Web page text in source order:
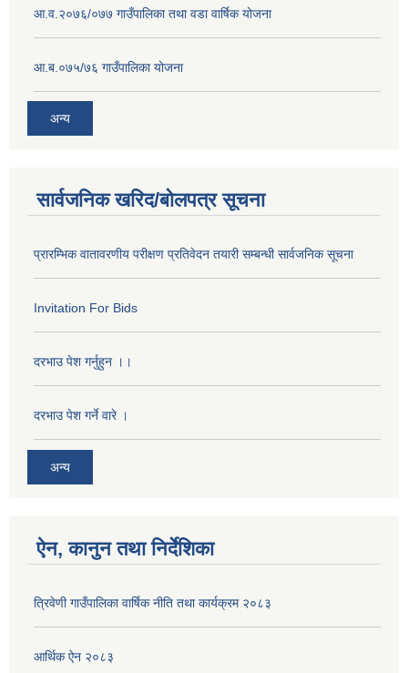
आ.व.२०७६/०७७ गाउँपालिका तथा वडा वार्षिक योजना
आ.ब.०७५/७६ गाउँपालिका योजना
अन्य
सार्वजनिक खरिद/बोलपत्र सूचना
प्रारम्भिक वातावरणीय परीक्षण प्रतिवेदन तयारी सम्बन्धी सार्वजनिक सूचना
Invitation For Bids
दरभाउ पेश गर्नुहुन ।।
दरभाउ पेश गर्ने वारे ।
अन्य
ऐन, कानुन तथा निर्देशिका
त्रिवेणी गाउँपालिका वार्षिक नीति तथा कार्यक्रम २०८३
आर्थिक ऐन २०८३